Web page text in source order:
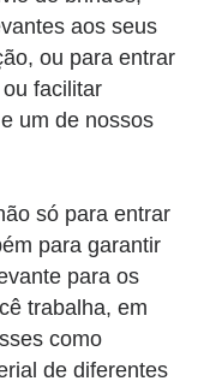
aos seus
ou para entrar
facilitar
um de nossos
só para entrar
para garantir
para os
trabalha, em
como
de diferentes